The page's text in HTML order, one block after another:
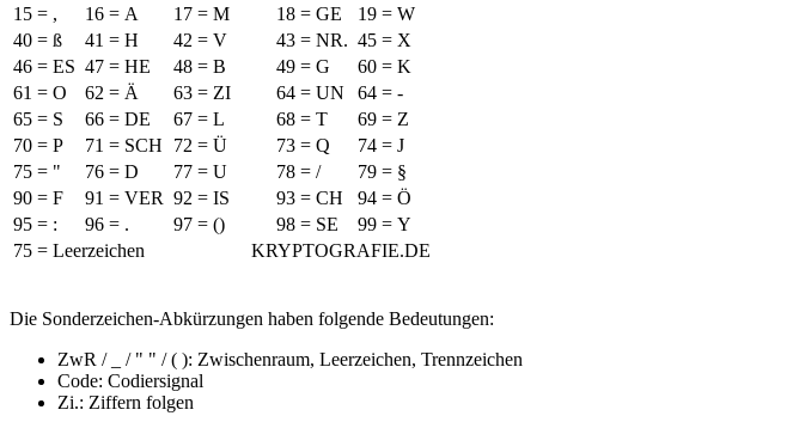
15 = , 16 = A 17 = M 18 = GE 19 = W
40 = ß 41 = H 42 = V 43 = NR. 45 = X
46 = ES 47 = HE 48 = B 49 = G 60 = K
61 = O 62 = Ä 63 = ZI 64 = UN 64 = -
65 = S 66 = DE 67 = L 68 = T 69 = Z
70 = P 71 = SCH 72 = Ü 73 = Q 74 = J
75 = " 76 = D 77 = U 78 = / 79 = §
90 = F 91 = VER 92 = IS 93 = CH 94 = Ö
95 = : 96 = . 97 = () 98 = SE 99 = Y
75 = Leerzeichen
KRYPTOGRAFIE.DE
Die Sonderzeichen-Abkürzungen haben folgende Bedeutungen:
ZwR / _ / " " / ( ): Zwischenraum, Leerzeichen, Trennzeichen
Code: Codiersignal
Zi.: Ziffern folgen